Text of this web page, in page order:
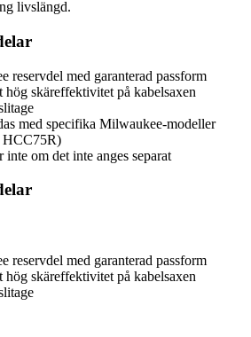
livslängd.
reservdel med garanterad passform
hög skäreffektivitet på kabelsaxen
med specifika Milwaukee-modeller
om det inte anges separat
reservdel med garanterad passform
hög skäreffektivitet på kabelsaxen